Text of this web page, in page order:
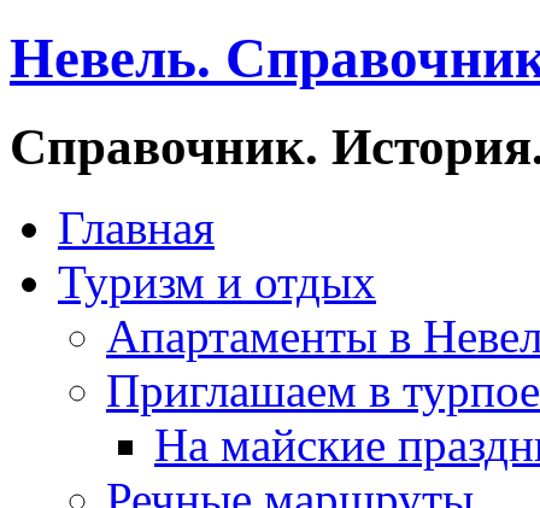
Невель.
Справочник.
Главная
Туризм и отдых
Апартаменты в
Приглашаем в
На майские